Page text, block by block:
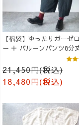
【福袋】ゆったりガーゼ
ー ＋ バルーンパンツ8分
21,450円(税込)
18,480円(税込)